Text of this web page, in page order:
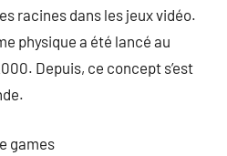
racines dans les jeux vidéo.
physique a été lancé au
Depuis, ce concept s’est
games